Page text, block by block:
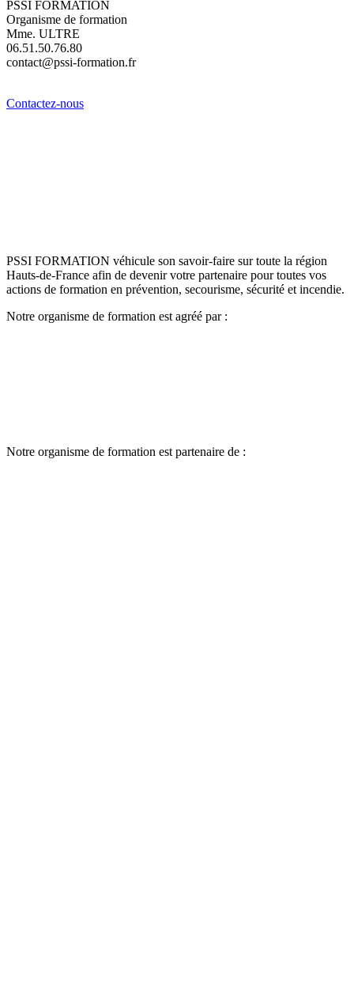
PSSI FORMATION
Organisme de formation
Mme. ULTRE
06.51.50.76.80
contact@pssi-formation.fr
Contactez-nous
PSSI FORMATION véhicule son savoir-faire sur toute la région
Hauts-de-France afin de devenir votre partenaire pour toutes vos
actions de formation en prévention, secourisme, sécurité et incendie.
Notre organisme de formation est agréé par :
Notre organisme de formation est partenaire de :